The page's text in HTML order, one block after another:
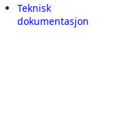
Teknisk
dokumentasjon